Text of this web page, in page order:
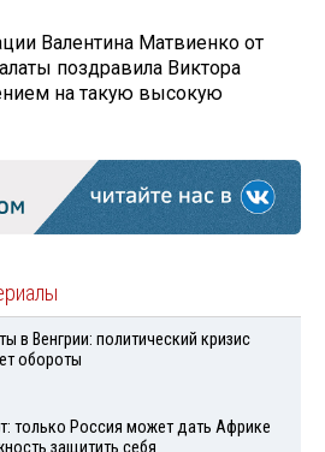
Валентина Матвиенко от
поздравила Виктора
на такую высокую
в Венгрии: политический кризис
обороты
только Россия может дать Африке
защитить себя